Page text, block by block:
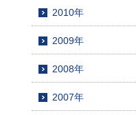
2010年
2009年
2008年
2007年